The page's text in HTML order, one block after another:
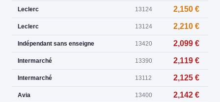
Leclerc 13124 2,150 €
Leclerc 13124 2,210 €
Indépendant sans enseigne 13420 2,099 €
Intermarché 13390 2,119 €
Intermarché 13112 2,125 €
Avia 13400 2,142 €